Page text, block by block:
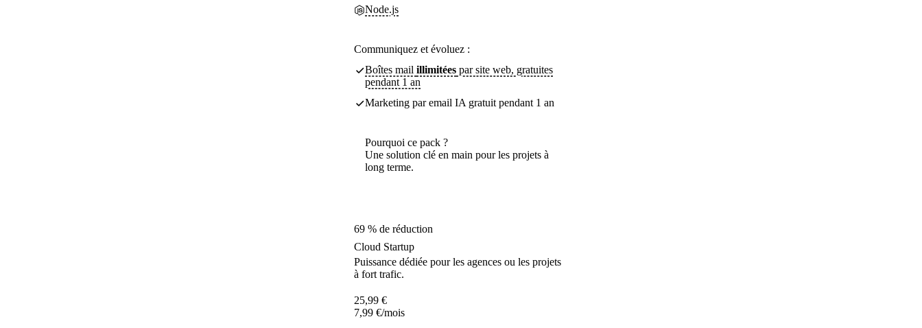
Node.js
Communiquez et évoluez :
Boîtes mail illimitées par site web, gratuites
pendant 1 an
Marketing par email IA gratuit pendant 1 an
Pourquoi ce pack ?
Une solution clé en main pour les projets à
long terme.
69 % de réduction
Cloud Startup
Puissance dédiée pour les agences ou les projets
à fort trafic.
25,99 €
7,99 €/mois